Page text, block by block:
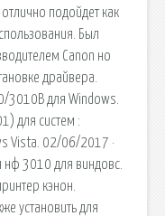
подойдет как
Был
Canon но
драйвера.
3010B для Windows.
для систем :
Vista. 02/06/2017 ·
нф 3010 для виндовс.
кэнон.
установить для